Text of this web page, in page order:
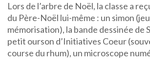
Lors de l’arbre de Noël, la classe a
du Père-Noël lui-même : un simon
mémorisation), la bande dessinée de
petit ourson d’Initiatives Coeur
course du rhum), un microscope